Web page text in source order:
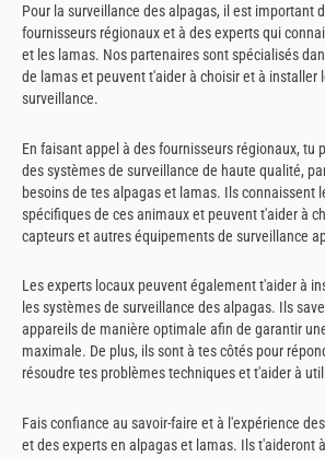
Pour la surveillance des alpagas, il est important
fournisseurs régionaux et à des experts qui
et les lamas. Nos partenaires sont spécialisés
de lamas et peuvent t'aider à choisir et à installer
surveillance.
En faisant appel à des fournisseurs régionaux, tu
des systèmes de surveillance de haute qualité,
besoins de tes alpagas et lamas. Ils connaissent
spécifiques de ces animaux et peuvent t'aider à
capteurs et autres équipements de surveillance
Les experts locaux peuvent également t'aider à
les systèmes de surveillance des alpagas. Ils
appareils de manière optimale afin de garantir
maximale. De plus, ils sont à tes côtés pour
résoudre tes problèmes techniques et t'aider à
Fais confiance au savoir-faire et à l'expérience
et des experts en alpagas et lamas. Ils t'aideront